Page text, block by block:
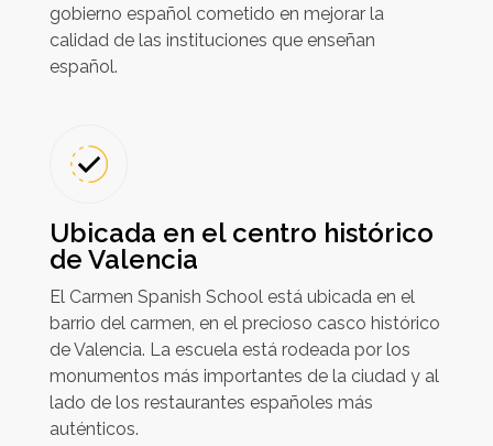
gobierno español cometido en mejorar la
calidad de las instituciones que enseñan
español.
Ubicada en el centro histórico
de Valencia
El Carmen Spanish School está ubicada en el
barrio del carmen, en el precioso casco histórico
de Valencia. La escuela está rodeada por los
monumentos más importantes de la ciudad y al
lado de los restaurantes españoles más
auténticos.